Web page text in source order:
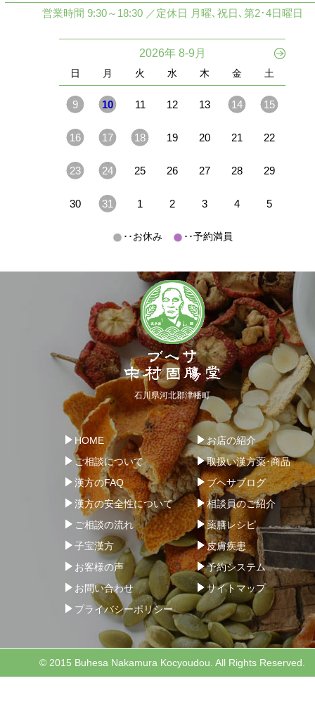
営業時間 9:30～18:30 ／定休日 月曜､祝日､第2･4日曜日
2026年 8-9月
日 月 火 水 木 金 土
9 10 11 12 13 14 15
16 17 18 19 20 21 22
23 24 25 26 27 28 29
30 31 1 2 3 4 5
･･お休み ･･予約満員
石川県河北郡津幡町
HOME
お店の紹介
ご相談について
取扱い漢方薬･商品
漢方のFAQ
ブヘサブログ
漢方の安全性について
相談員のご紹介
ご相談の流れ
薬膳レシピ
子宝漢方
皮膚疾患
お客様の声
予約システム
お問い合わせ
サイトマップ
プライバシーポリシー
© 2015 Buhesa Nakamura Kocyoudou. All Rights Reserved.